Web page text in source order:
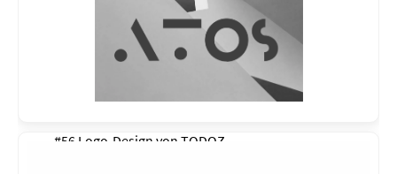
#56 Logo-Design von TODOZ